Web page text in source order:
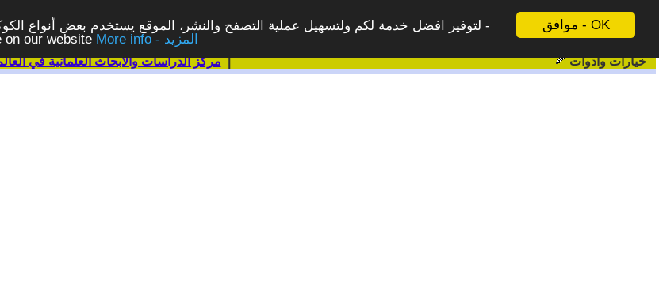
موافق - OK
لتوفير افضل خدمة لكم ولتسهيل عملية التصفح والنشر، الموقع يستخدم بعض أنواع
on our website
More info - المزيد
مركز الدراسات والابحاث العلمانية في| خيارات وادوات